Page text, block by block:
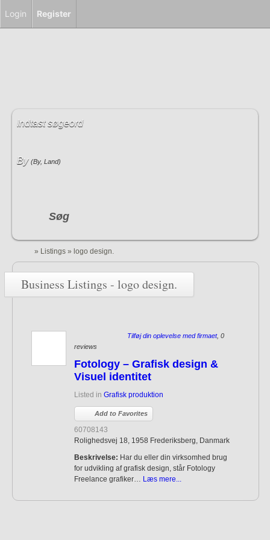
Indtast søgeord
By(By, Land)
Søg
» Listings » logo design.
Business Listings - logo design.
Tilføj din oplevelse med firmaet, 0
reviews
Fotology – Grafisk design &
Visuel identitet
Listed in Grafisk produktion
Add to Favorites
60708143
Rolighedsvej 18, 1958 Frederiksberg, Danmark
Beskrivelse: Har du eller din virksomhed brug
for udvikling af grafisk design, står Fotology
Freelance grafiker… Læs mere...
Login Register